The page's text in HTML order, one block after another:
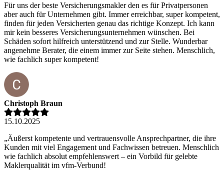
Für uns der beste Versicherungsmakler den es für Privatpersonen
aber auch für Unternehmen gibt. Immer erreichbar, super kompetent,
finden für jeden Versicherten genau das richtige Konzept. Ich kann
mir kein besseres Versicherungsunternehmen wünschen. Bei
Schäden sofort hilfreich unterstützend und zur Stelle. Wunderbar
angenehme Berater, die einem immer zur Seite stehen. Menschlich,
wie fachlich super kompetent!
Christoph Braun
15.10.2025
„Äußerst kompetente und vertrauensvolle Ansprechpartner, die ihre
Kunden mit viel Engagement und Fachwissen betreuen. Menschlich
wie fachlich absolut empfehlenswert – ein Vorbild für gelebte
Maklerqualität im vfm-Verbund!